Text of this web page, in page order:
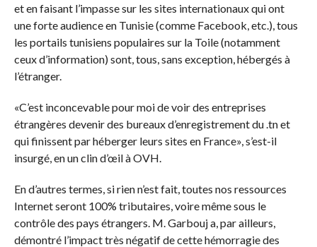
et en faisant l’impasse sur les sites internationaux qui ont
une forte audience en Tunisie (comme Facebook, etc.), tous
les portails tunisiens populaires sur la Toile (notamment
ceux d’information) sont, tous, sans exception, hébergés à
l’étranger.
«C’est inconcevable pour moi de voir des entreprises
étrangères devenir des bureaux d’enregistrement du .tn et
qui finissent par héberger leurs sites en France», s’est-il
insurgé, en un clin d’œil à OVH.
En d’autres termes, si rien n’est fait, toutes nos ressources
Internet seront 100% tributaires, voire même sous le
contrôle des pays étrangers. M. Garbouj a, par ailleurs,
démontré l’impact très négatif de cette hémorragie des